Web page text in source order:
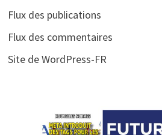
Flux des publications
Flux des commentaires
Site de WordPress-FR